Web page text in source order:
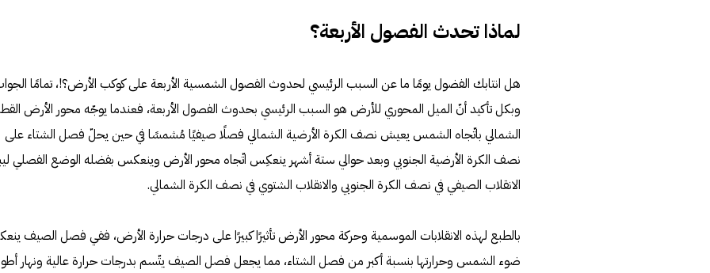
لماذا تحدث الفصول الأربعة؟
هل انتابك الفضول يومًا ما عن السبب الرئيسي لحدوث الفصول الشمسية الأربعة على كوكب الأرض؟!، تمامًا
وبكل تأكيد أنّ الميل المحوري للأرض هو السبب الرئيسي بحدوث الفصول الأربعة، فعندما يوجّه محور الأرض
الشمالي باتّجاه الشمس يعيش نصف الكرة الأرضية الشمالي فصلًا صيفيًا مُشمسًا في حين يحلّ فصل الشتاء على
نصف الكرة الأرضية الجنوبي وبعد حوالي ستة أشهر ينعكِس اتّجاه محور الأرض وينعكس بفضله الوضع الفصلي
الانقلاب الصيفي في نصف الكرة الجنوبي والانقلاب الشتوي في نصف الكرة الشمالي.
بالطبع لهذه الانقلابات الموسمية وحركة محور الأرض تأثيرًا كبيرًا على درجات حرارة الأرض، ففي فصل الصيف
ضوء الشمس وحرارتها بنسبة أكبر من فصل الشتاء، مما يجعل فصل الصيف يتّسم بدرجات حرارة عالية ونهار